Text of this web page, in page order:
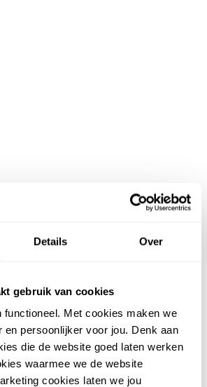
Details Over
gebruik van cookies
functioneel. Met cookies maken we
en persoonlijker voor jou. Denk aan
die de website goed laten werken
waarmee we de website
cookies laten we jou